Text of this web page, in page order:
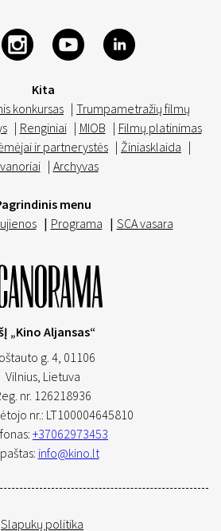
Kita
konkursas | Trumpametražių filmų
| Renginiai | MIOB | Filmų platinimas
ir partnerystės | Žiniasklaida |
| Archyvas
menu
| Programa | SCA vasara
„Kino Aljansas“
g. 4, 01106
Vilnius, Lietuva
nr. 126218936
nr.: LT100004645810
+37062973453
info@kino.lt
Slapukų politika